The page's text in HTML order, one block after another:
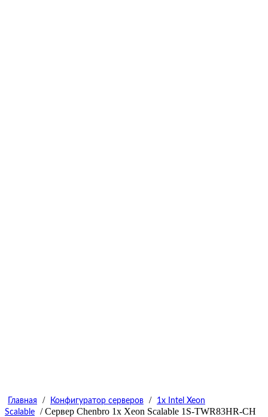
Главная / Конфигуратор серверов /
1x Intel Xeon
Scalable
/ Сервер Chenbro 1x Xeon Scalable 1S-TWR83HR-СH